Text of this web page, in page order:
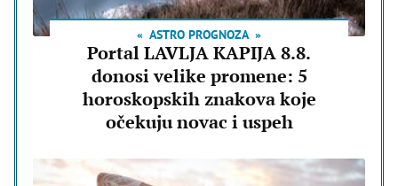
ASTRO PROGNOZA
Portal LAVLJA KAPIJA 8.8.
donosi velike promene: 5
horoskopskih znakova koje
očekuju novac i uspeh